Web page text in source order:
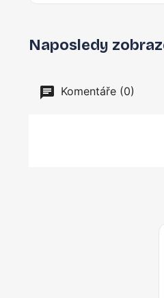
Naposledy
Komentáře (0)